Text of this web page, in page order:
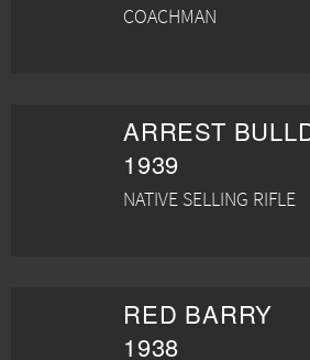
COACHMAN
1939
NATIVE SELLING RIFLE
RED BARRY
1938